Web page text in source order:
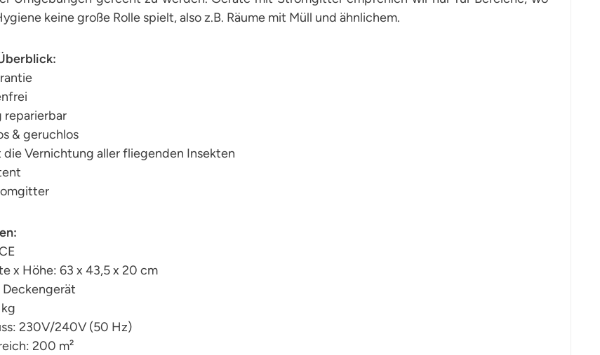
keine große Rolle spielt, also z.B. Räume mit Müll und ähnlichem.
reparierbar
& geruchlos
die Vernichtung aller fliegenden Insekten
x Höhe: 63 x 43,5 x 20 cm
230V/240V (50 Hz)
200 m²